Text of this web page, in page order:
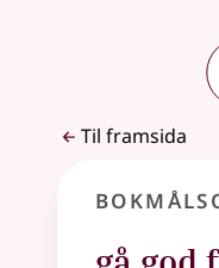
Til framsida